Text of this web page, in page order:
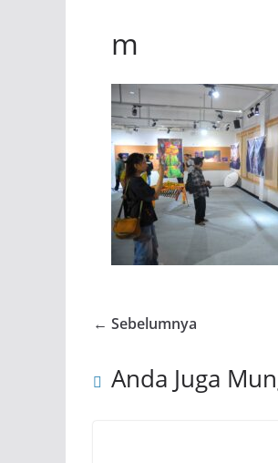
m
← Sebelumnya
Anda Juga